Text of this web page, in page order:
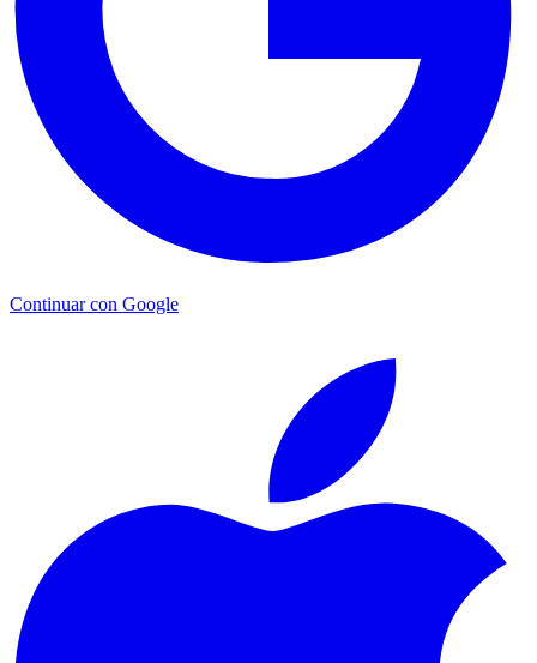
Continuar con Google